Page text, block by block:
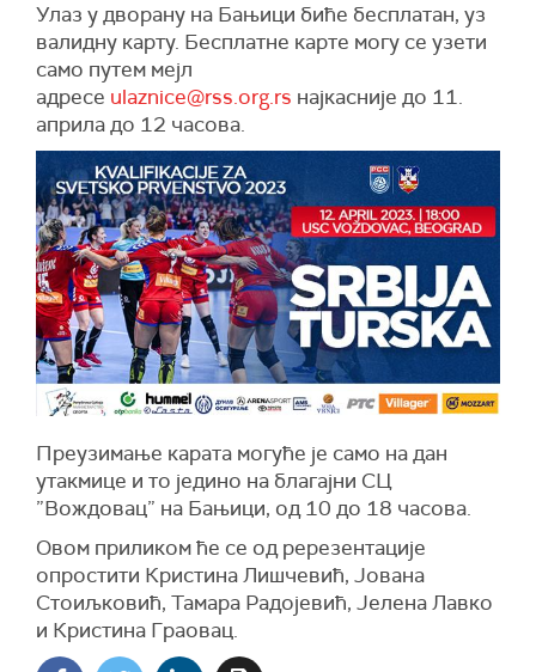
Улаз у дворану на Бањици биће бесплатан, уз
валидну карту. Бесплатне карте могу се узети
само путем мејл
адресе ulaznice@rss.org.rs најкасније до 11.
априла до 12 часова.
Преузимање карата могуће је само на дан
утакмице и то једино на благајни СЦ
”Вождовац” на Бањици, од 10 до 18 часова.
Овом приликом ће се од ререзентације
опростити Кристина Лишчевић, Јована
Стоиљковић, Тамара Радојевић, Јелена Лавко
и Кристина Граовац.